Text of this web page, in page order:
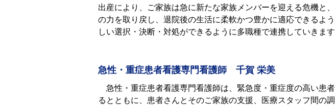
出産により、ご家族は急に新たな家族メンバーを迎える危機と
の力を取り戻し、退院後の生活に柔軟かつ豊かに適応できるよ
しい選択・決断・対処ができるように多職種で連携していきます
急性・重症患者看護専門看護師 千賀 栄美
急性・重症患者看護専門看護師は、緊急度・重症度の高い患
るとともに、患者さんとそのご家族の支援、医療スタッフ間の